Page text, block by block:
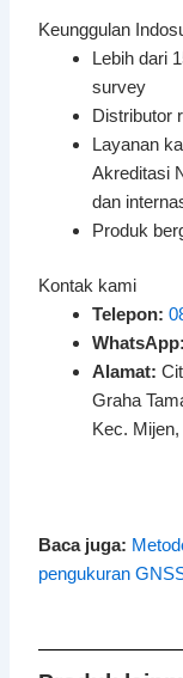
Keunggulan
Lebih dari
survey
Distributor
Layanan
Akreditasi
dan
Produk
Kontak kami
Telepon:
WhatsApp:
Alamat:
Graha
Kec.
Baca juga:
pengukuran